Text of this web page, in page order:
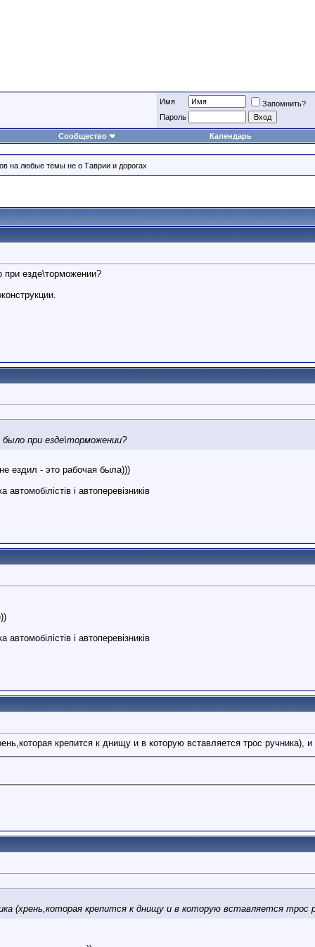
Имя
Запомнить?
Пароль
Сообщество Календарь
на любые темы не о Таврии и дорогах
езде\торможении?
при езде\торможении?
ездил - это рабочая была)))
і автоперевізників
і автоперевізників
крепится к днищу и в которую вставляется трос
(хрень,которая крепится к днищу и в которую вставляется